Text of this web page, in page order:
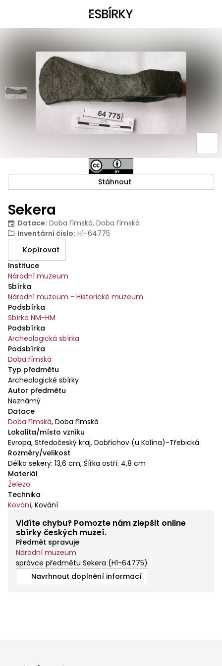
Sekera
Datace: Doba římská, Doba římská
Inventární číslo: H1-64775
Kopírovat
Instituce
Národní muzeum
Sbírka
Národní muzeum - Historické muzeum
Podsbírka
Sbírka NM-HM
Podsbírka
Archeologická sbírka
Podsbírka
Doba římská
Typ předmětu
Archeologické sbírky
Autor předmětu
Neznámý
Datace
Doba římská, Doba římská
Lokalita/místo vzniku
Evropa, Středočeský kraj, Dobřichov (u Kolína)-Třebická
Rozměry/velikost
Délka sekery: 13,6 cm, Šířka ostří: 4,8 cm
Materiál
Železo
Technika
Kování, Kování
Vidíte chybu? Pomozte nám zlepšit online
sbírky českých muzeí.
Předmět spravuje
Národní muzeum
správce předmětu Sekera (H1-64775)
Navrhnout doplnění informací
Stáhnout